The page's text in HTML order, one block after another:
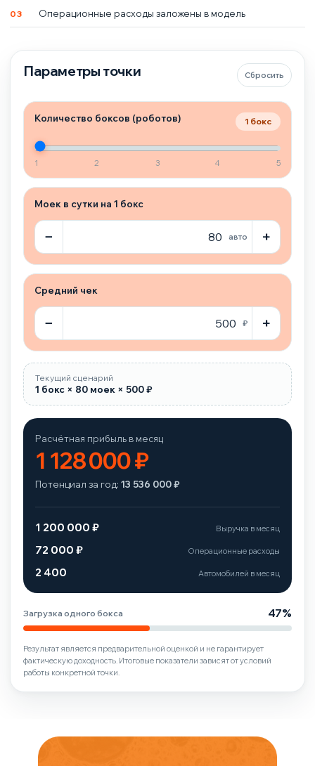
03 Операционные расходы заложены в модель
Параметры точки Сбросить
Количество боксов (роботов) 1 бокс
1 2 3 4 5
Моек в сутки на 1 бокс
− авто +
Средний чек
− ₽ +
Текущий сценарий
1 бокс × 80 моек × 500 ₽
Расчётная прибыль в месяц
1 128 000 ₽
Потенциал за год: 13 536 000 ₽
1 200 000 ₽ Выручка в месяц
72 000 ₽ Операционные расходы
2 400 Автомобилей в месяц
Загрузка одного бокса 47%
Результат является предварительной оценкой и не гарантирует
фактическую доходность. Итоговые показатели зависят от условий
работы конкретной точки.